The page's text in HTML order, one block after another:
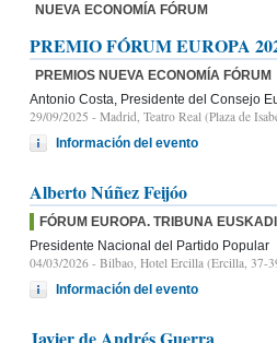
NUEVA ECONOMÍA FÓRUM
PREMIO FÓRUM EUROPA
PREMIOS NUEVA ECONOMÍA FÓRUM
Antonio Costa, Presidente del Consejo
29/09/2025 - Madrid, Teatro Real (Plaza de
Información del evento
Alberto Núñez Feijóo
FÓRUM EUROPA. TRIBUNA EUSKADI
Presidente Nacional del Partido Popular
04/03/2026 - Bilbao, Hotel Ercilla (Ercilla, 37-
Información del evento
Javier de Andrés Guerra